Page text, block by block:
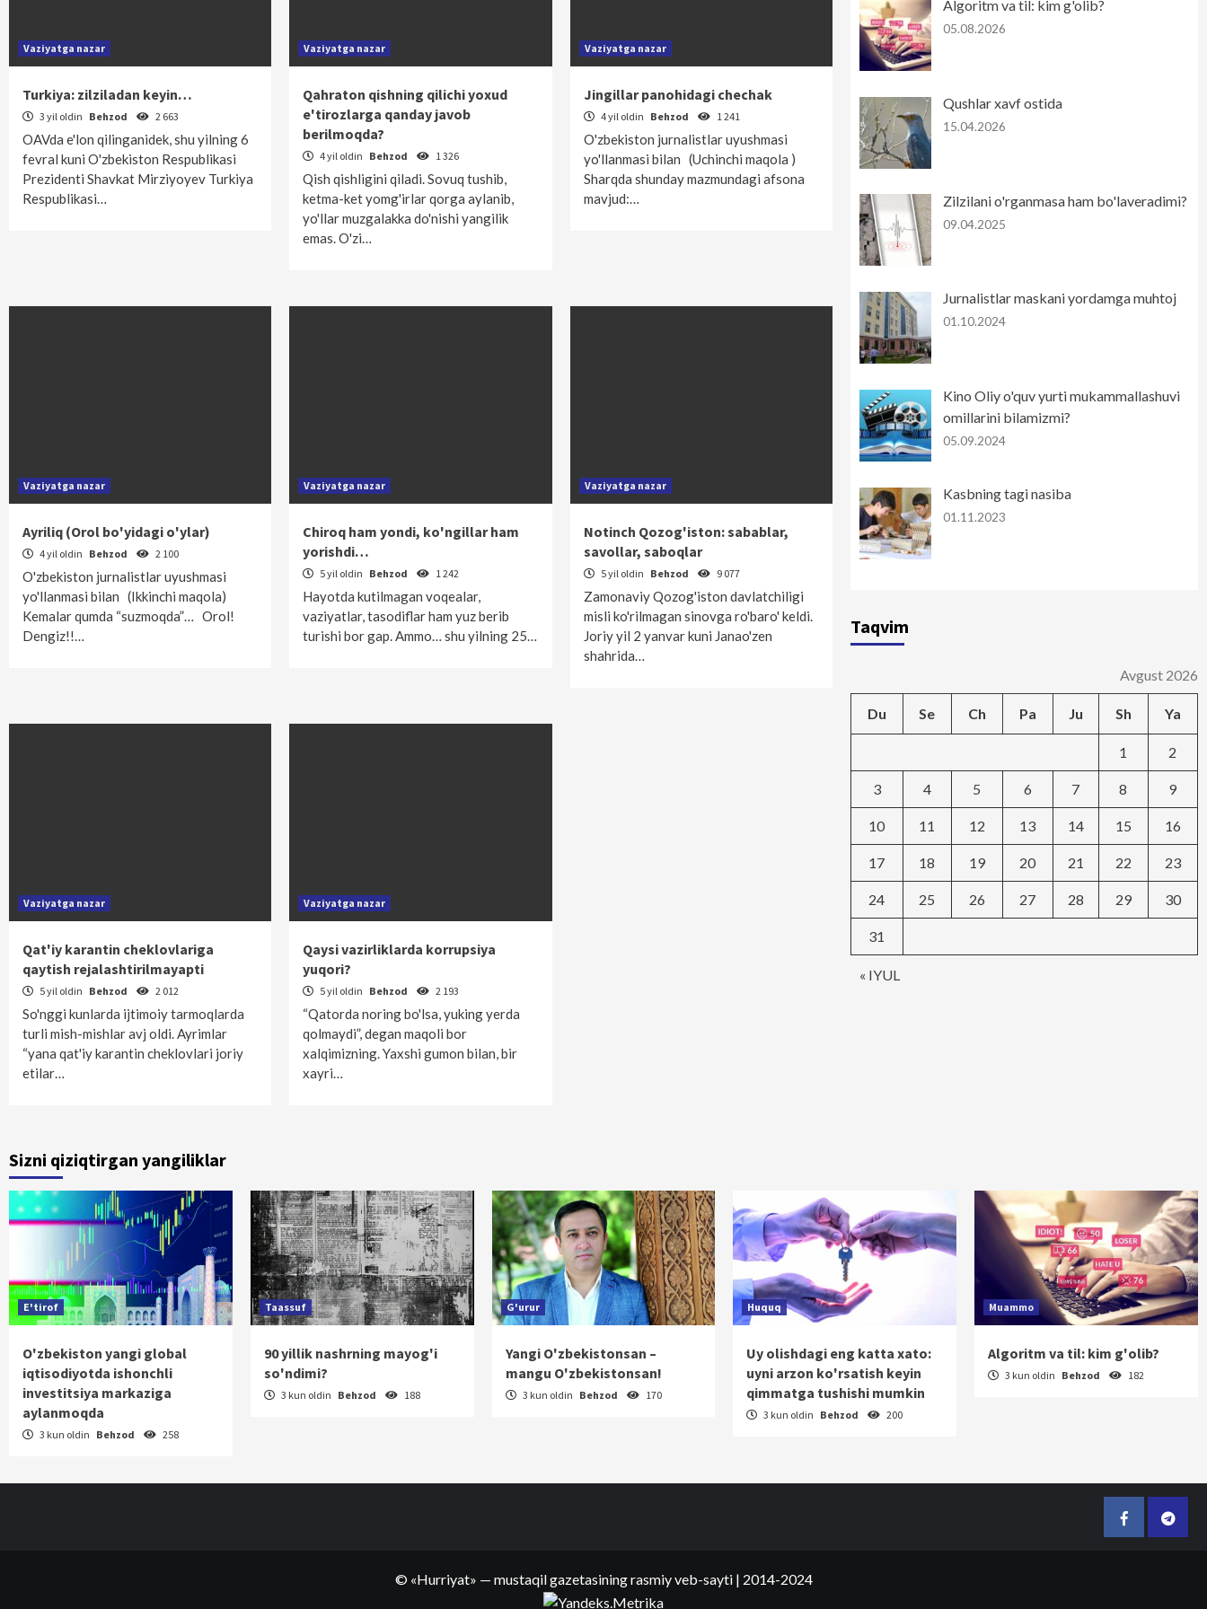
Vaziyatga nazar
Turkiya: zilziladan keyin…
3 yil oldin Behzod 2 663
OAVda e'lon qilinganidek, shu yilning 6
fevral kuni O'zbekiston Respublikasi
Prezidenti Shavkat Mirziyoyev Turkiya
Respublikasi…
Vaziyatga nazar
Qahraton qishning qilichi yoxud
e'tirozlarga qanday javob
berilmoqda?
4 yil oldin Behzod 1 326
Qish qishligini qiladi. Sovuq tushib,
ketma-ket yomg'irlar qorga aylanib,
yo'llar muzgalakka do'nishi yangilik
emas. O'zi…
Vaziyatga nazar
Jingillar panohidagi chechak
4 yil oldin Behzod 1 241
O'zbekiston jurnalistlar uyushmasi
yo'llanmasi bilan (Uchinchi maqola )
Sharqda shunday mazmundagi afsona
mavjud:…
Vaziyatga nazar
Ayriliq (Orol bo'yidagi o'ylar)
4 yil oldin Behzod 2 100
O'zbekiston jurnalistlar uyushmasi
yo'llanmasi bilan (Ikkinchi maqola)
Kemalar qumda “suzmoqda”… Orol!
Dengiz!!…
Vaziyatga nazar
Chiroq ham yondi, ko'ngillar ham
yorishdi…
5 yil oldin Behzod 1 242
Hayotda kutilmagan voqealar,
vaziyatlar, tasodiflar ham yuz berib
turishi bor gap. Ammo… shu yilning 25…
Vaziyatga nazar
Notinch Qozog'iston: sabablar,
savollar, saboqlar
5 yil oldin Behzod 9 077
Zamonaviy Qozog'iston davlatchiligi
misli ko'rilmagan sinovga ro'baro' keldi.
Joriy yil 2 yanvar kuni Janao'zen
shahrida…
Vaziyatga nazar
Qat'iy karantin cheklovlariga
qaytish rejalashtirilmayapti
5 yil oldin Behzod 2 012
So'nggi kunlarda ijtimoiy tarmoqlarda
turli mish-mish­lar avj oldi. Ayrimlar
“yana qat'iy karantin cheklovlari joriy
etilar…
Vaziyatga nazar
Qaysi vazirliklarda korrupsiya
yuqori?
5 yil oldin Behzod 2 193
“Qatorda noring bo'lsa, yuking yerda
qolmaydi”, degan maqoli bor
xalqimizning. Yaxshi gumon bilan, bir
xayri…
Algoritm va til: kim g'olib?
05.08.2026
Qushlar xavf ostida
15.04.2026
Zilzilani o'rganmasa ham bo'laveradimi?
09.04.2025
Jurnalistlar maskani yordamga muhtoj
01.10.2024
Kino Oliy o'quv yurti mukammallashuvi
omillarini bilamizmi?
05.09.2024
Kasbning tagi nasiba
01.11.2023
Taqvim
Avgust 2026
Du Se Ch Pa Ju Sh Ya
« IYUL
1 2
3 4 5 6 7 8 9
10 11 12 13 14 15 16
17 18 19 20 21 22 23
24 25 26 27 28 29 30
31
Sizni qiziqtirgan yangiliklar
E'tirof
O'zbekiston yangi global
iqtisodiyotda ishonchli
investitsiya markaziga
aylanmoqda
3 kun oldin Behzod 258
Taassuf
90 yillik nashrning mayog'i
so'ndimi?
3 kun oldin Behzod 188
G'urur
Yangi O'zbekistonsan –
mangu O'zbekistonsan!
3 kun oldin Behzod 170
Huquq
Uy olishdagi eng katta xato:
uyni arzon ko'rsatish keyin
qimmatga tushishi mumkin
3 kun oldin Behzod 200
Muammo
Algoritm va til: kim g'olib?
3 kun oldin Behzod 182
Facebook
© «Hurriyat» — mustaqil gazetasining rasmiy veb-sayti | 2014-2024